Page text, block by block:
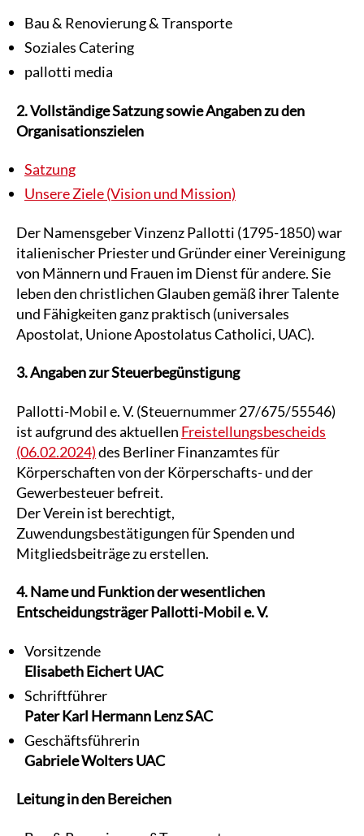
Bau & Renovierung & Transporte
Soziales Catering
pallotti media
2. Vollständige Satzung sowie Angaben zu den
Organisationszielen
Satzung
Unsere Ziele (Vision und Mission)
Der Namensgeber Vinzenz Pallotti (1795-1850) war
italienischer Priester und Gründer einer Vereinigung
von Männern und Frauen im Dienst für andere. Sie
leben den christlichen Glauben gemäß ihrer Talente
und Fähigkeiten ganz praktisch (universales
Apostolat, Unione Apostolatus Catholici, UAC).
3. Angaben zur Steuerbegünstigung
Pallotti-Mobil e. V. (Steuernummer 27/675/55546)
ist aufgrund des aktuellen Freistellungsbescheids
(06.02.2024)des Berliner Finanzamtes für
Körperschaften von der Körperschafts- und der
Gewerbesteuer befreit.
Der Verein ist berechtigt,
Zuwendungsbestätigungen für Spenden und
Mitgliedsbeiträge zu erstellen.
4. Name und Funktion der wesentlichen
Entscheidungsträger Pallotti-Mobil e. V.
Vorsitzende
Elisabeth Eichert UAC
Schriftführer
Pater Karl Hermann Lenz SAC
Geschäftsführerin
Gabriele Wolters UAC
Leitung in den Bereichen